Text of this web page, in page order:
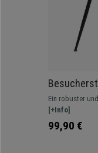
bequem,
Samt, Braun
Ein robuster
für
Farben erhältlich.
[+Info]
99,90 €